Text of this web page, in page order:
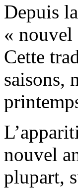
Depuis
« nouvel
Cette
saisons,
nouvel
plupart,